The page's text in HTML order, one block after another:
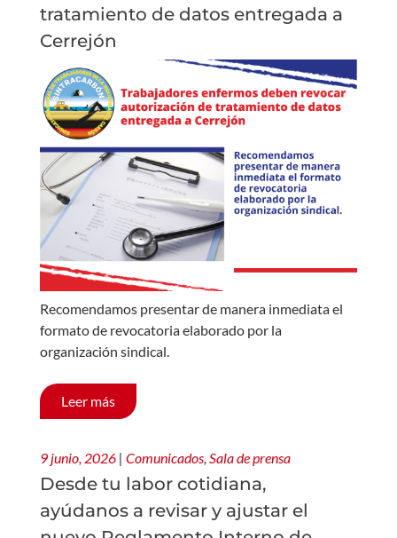
tratamiento de datos entregada a
Cerrejón
Recomendamos presentar de manera inmediata el
formato de revocatoria elaborado por la
organización sindical.
Leer más
9 junio, 2026 | Comunicados, Sala de prensa
Desde tu labor cotidiana,
ayúdanos a revisar y ajustar el